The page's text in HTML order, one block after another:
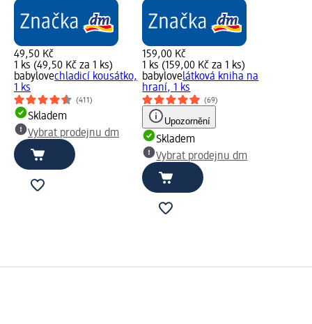
49,50 Kč
1 ks (49,50 Kč za 1 ks)
babylovechladicí kousátko,
1 ks
(411)
Skladem
Vybrat prodejnu dm
159,00 Kč
1 ks (159,00 Kč za 1 ks)
babylovelátková kniha na
hraní, 1 ks
(69)
Upozornění
Skladem
Vybrat prodejnu dm